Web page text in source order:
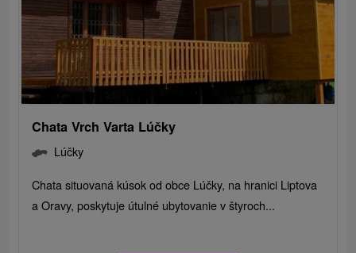
Chata Vrch Varta Lúčky
Lúčky
Chata situovaná kúsok od obce Lúčky, na hranici Liptova
a Oravy, poskytuje útulné ubytovanie v štyroch...